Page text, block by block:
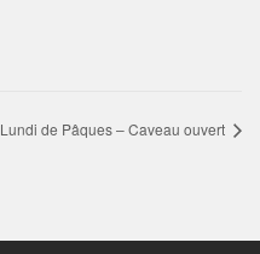
Lundi de Pâques – Caveau ouvert